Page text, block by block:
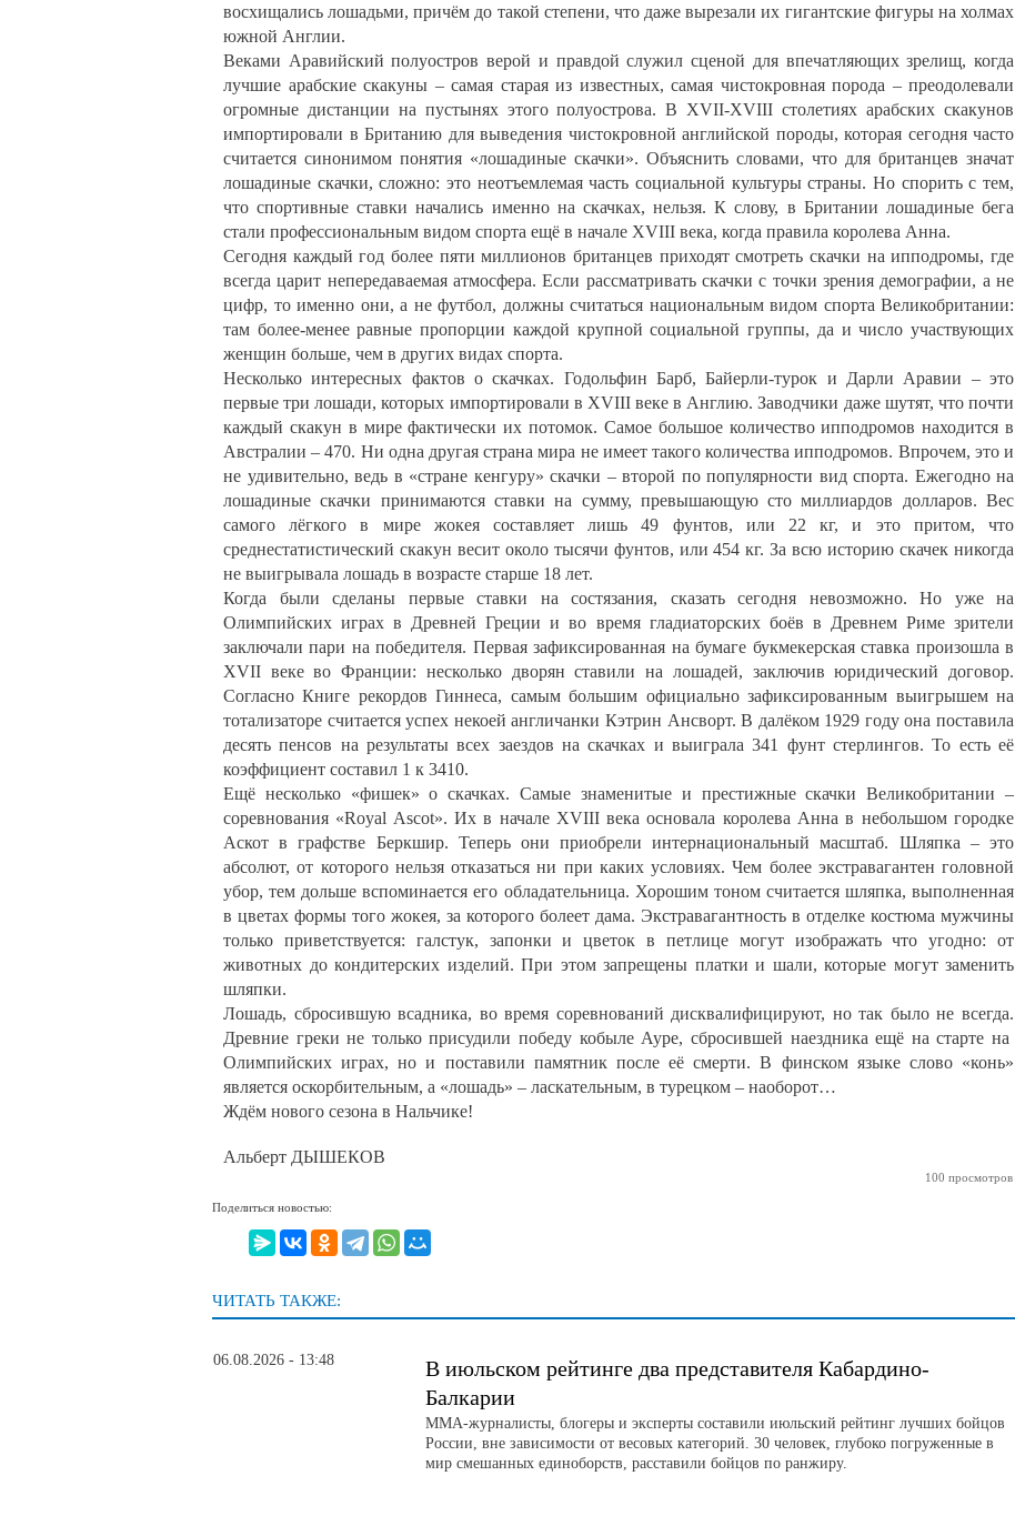
восхищались лошадьми, причём до такой степени, что даже вырезали их гигантские фигуры на холмах
южной Англии.
Веками Аравийский полуостров верой и правдой служил сценой для впечатляющих зрелищ, когда
лучшие арабские скакуны – самая старая из известных, самая чистокровная порода – преодолевали
огромные дистанции на пустынях этого полуострова. В XVII-XVIII столетиях арабских скакунов
импортировали в Британию для выведения чистокровной английской породы, которая сегодня часто
считается синонимом понятия «лошадиные скачки». Объяснить словами, что для британцев значат
лошадиные скачки, сложно: это неотъемлемая часть социальной культуры страны. Но спорить с тем,
что спортивные ставки начались именно на скачках, нельзя. К слову, в Британии лошадиные бега
стали профессиональным видом спорта ещё в начале XVIII века, когда правила королева Анна.
Сегодня каждый год более пяти миллионов британцев приходят смотреть скачки на ипподромы, где
всегда царит непередаваемая атмосфера. Если рассматривать скачки с точки зрения демографии, а не
цифр, то именно они, а не футбол, должны считаться национальным видом спорта Великобритании:
там более-менее равные пропорции каждой крупной социальной группы, да и число участвующих
женщин больше, чем в других видах спорта.
Несколько интересных фактов о скачках. Годольфин Барб, Байерли-турок и Дарли Аравии – это
первые три лошади, которых импортировали в XVIII веке в Англию. Заводчики даже шутят, что почти
каждый скакун в мире фактически их потомок. Самое большое количество ипподромов находится в
Австралии – 470. Ни одна другая страна мира не имеет такого количества ипподромов. Впрочем, это и
не удивительно, ведь в «стране кенгуру» скачки – второй по популярности вид спорта. Ежегодно на
лошадиные скачки принимаются ставки на сумму, превышающую сто миллиардов долларов. Вес
самого лёгкого в мире жокея составляет лишь 49 фунтов, или 22 кг, и это притом, что
среднестатистический скакун весит около тысячи фунтов, или 454 кг. За всю историю скачек никогда
не выигрывала лошадь в возрасте старше 18 лет.
Когда были сделаны первые ставки на состязания, сказать сегодня невозможно. Но уже на
Олимпийских играх в Древней Греции и во время гладиаторских боёв в Древнем Риме зрители
заключали пари на победителя. Первая зафиксированная на бумаге букмекерская ставка произошла в
XVII веке во Франции: несколько дворян ставили на лошадей, заключив юридический договор.
Согласно Книге рекордов Гиннеса, самым большим официально зафиксированным выигрышем на
тотализаторе считается успех некоей англичанки Кэтрин Ансворт. В далёком 1929 году она поставила
десять пенсов на результаты всех заездов на скачках и выиграла 341 фунт стерлингов. То есть её
коэффициент составил 1 к 3410.
Ещё несколько «фишек» о скачках. Самые знаменитые и престижные скачки Великобритании –
соревнования «Royal Ascot». Их в начале XVIII века основала королева Анна в небольшом городке
Аскот в графстве Беркшир. Теперь они приобрели интернациональный масштаб. Шляпка – это
абсолют, от которого нельзя отказаться ни при каких условиях. Чем более экстравагантен головной
убор, тем дольше вспоминается его обладательница. Хорошим тоном считается шляпка, выполненная
в цветах формы того жокея, за которого болеет дама. Экстравагантность в отделке костюма мужчины
только приветствуется: галстук, запонки и цветок в петлице могут изображать что угодно: от
животных до кондитерских изделий. При этом запрещены платки и шали, которые могут заменить
шляпки.
Лошадь, сбросившую всадника, во время соревнований дисквалифицируют, но так было не всегда.
Древние греки не только присудили победу кобыле Ауре, сбросившей наездника ещё на старте на
Олимпийских играх, но и поставили памятник после её смерти. В финском языке слово «конь»
является оскорбительным, а «лошадь» – ласкательным, в турецком – наоборот…
Ждём нового сезона в Нальчике!
Альберт ДЫШЕКОВ
100 просмотров
Поделиться новостью:
ЧИТАТЬ ТАКЖЕ:
06.08.2026 - 13:48
В июльском рейтинге два представителя Кабардино-
Балкарии
ММА-журналисты, блогеры и эксперты составили июльский рейтинг лучших бойцов
России, вне зависимости от весовых категорий. 30 человек, глубоко погруженные в
мир смешанных единоборств, расставили бойцов по ранжиру.